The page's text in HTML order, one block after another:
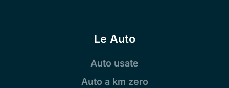
Le Auto
Auto usate
Auto a km zero